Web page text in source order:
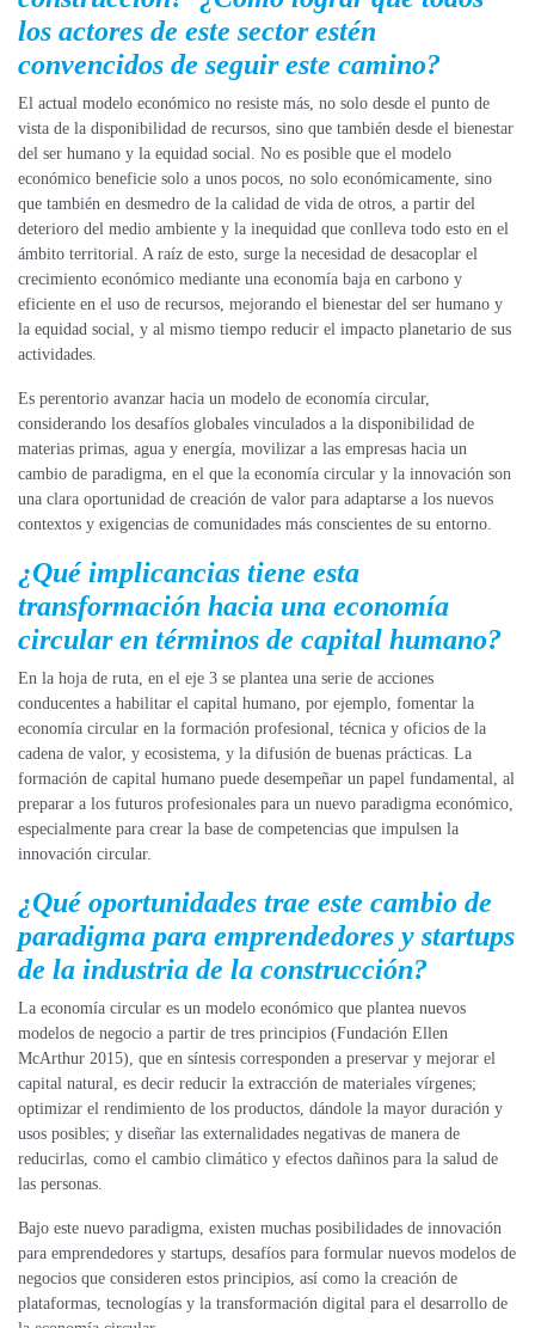
los actores de este sector estén
convencidos de seguir este camino?
El actual modelo económico no resiste más, no solo desde el punto de
vista de la disponibilidad de recursos, sino que también desde el bienestar
del ser humano y la equidad social. No es posible que el modelo
económico beneficie solo a unos pocos, no solo económicamente, sino
que también en desmedro de la calidad de vida de otros, a partir del
deterioro del medio ambiente y la inequidad que conlleva todo esto en el
ámbito territorial. A raíz de esto, surge la necesidad de desacoplar el
crecimiento económico mediante una economía baja en carbono y
eficiente en el uso de recursos, mejorando el bienestar del ser humano y
la equidad social, y al mismo tiempo reducir el impacto planetario de sus
actividades.
Es perentorio avanzar hacia un modelo de economía circular,
considerando los desafíos globales vinculados a la disponibilidad de
materias primas, agua y energía, movilizar a las empresas hacia un
cambio de paradigma, en el que la economía circular y la innovación son
una clara oportunidad de creación de valor para adaptarse a los nuevos
contextos y exigencias de comunidades más conscientes de su entorno.
¿Qué implicancias tiene esta
transformación hacia una economía
circular en términos de capital humano?
En la hoja de ruta, en el eje 3 se plantea una serie de acciones
conducentes a habilitar el capital humano, por ejemplo, fomentar la
economía circular en la formación profesional, técnica y oficios de la
cadena de valor, y ecosistema, y la difusión de buenas prácticas. La
formación de capital humano puede desempeñar un papel fundamental, al
preparar a los futuros profesionales para un nuevo paradigma económico,
especialmente para crear la base de competencias que impulsen la
innovación circular.
¿Qué oportunidades trae este cambio de
paradigma para emprendedores y startups
de la industria de la construcción?
La economía circular es un modelo económico que plantea nuevos
modelos de negocio a partir de tres principios (Fundación Ellen
McArthur 2015), que en síntesis corresponden a preservar y mejorar el
capital natural, es decir reducir la extracción de materiales vírgenes;
optimizar el rendimiento de los productos, dándole la mayor duración y
usos posibles; y diseñar las externalidades negativas de manera de
reducirlas, como el cambio climático y efectos dañinos para la salud de
las personas.
Bajo este nuevo paradigma, existen muchas posibilidades de innovación
para emprendedores y startups, desafíos para formular nuevos modelos de
negocios que consideren estos principios, así como la creación de
plataformas, tecnologías y la transformación digital para el desarrollo de